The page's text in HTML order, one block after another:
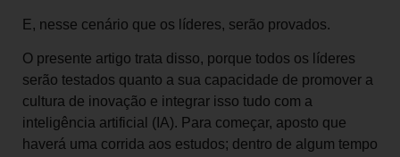
E, nesse cenário que os líderes, serão provados.
O presente artigo trata disso, porque todos os líderes
serão testados quanto a sua capacidade de promover a
cultura de inovação e integrar isso tudo com a
inteligência artificial (IA). Para começar, aposto que
haverá uma corrida aos estudos; dentro de algum tempo